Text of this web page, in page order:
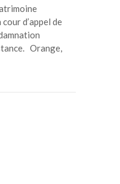
d’appel de
Orange,